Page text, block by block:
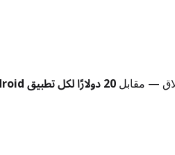
20 دولارًا لكل تطبيق Android